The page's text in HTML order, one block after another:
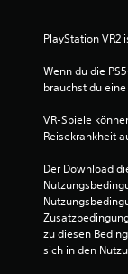
PlayStation
Wenn du die
brauchst du eine
VR-Spiele
Reisekrankheit
Der Download
zu diesen
sich in den